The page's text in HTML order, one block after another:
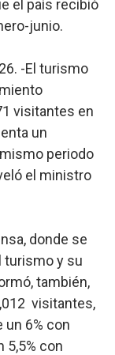
de la Provincia
Américas se
sus cuatro
los mil
el país recibió
junio.
-El turismo
visitantes en
un
periodo
el ministro
donde se
turismo y su
también,
visitantes,
un 6% con
5,5% con